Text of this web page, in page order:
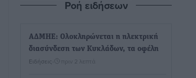
Ροή ειδήσεων
ΑΔΜΗΕ: Ολοκληρώνεται η ηλεκτρική
διασύνδεση των Κυκλάδων, τα οφέλη
Ειδήσεις πριν 2 λεπτά